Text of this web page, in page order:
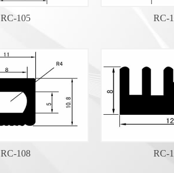
RC-105 RC-
RC-108 RC-